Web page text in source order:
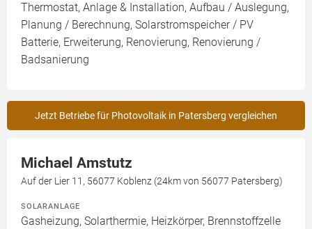
Thermostat, Anlage & Installation, Aufbau / Auslegung,
Planung / Berechnung, Solarstromspeicher / PV
Batterie, Erweiterung, Renovierung, Renovierung /
Badsanierung
Jetzt Betriebe für Photovoltaik in Patersberg vergleichen
Michael Amstutz
Auf der Lier 11, 56077 Koblenz (24km von 56077 Patersberg)
SOLARANLAGE
Gasheizung, Solarthermie, Heizkörper, Brennstoffzelle